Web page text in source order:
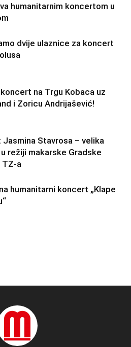
humanitarnim koncertom u
dvije ulaznice za koncert
na Trgu Kobaca uz
i Zoricu Andrijašević!
Jasmina Stavrosa – velika
režiji makarske Gradske
TZ-a
humanitarni koncert „Klape